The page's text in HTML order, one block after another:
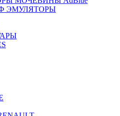
ЭМУЛЯТОРЫ